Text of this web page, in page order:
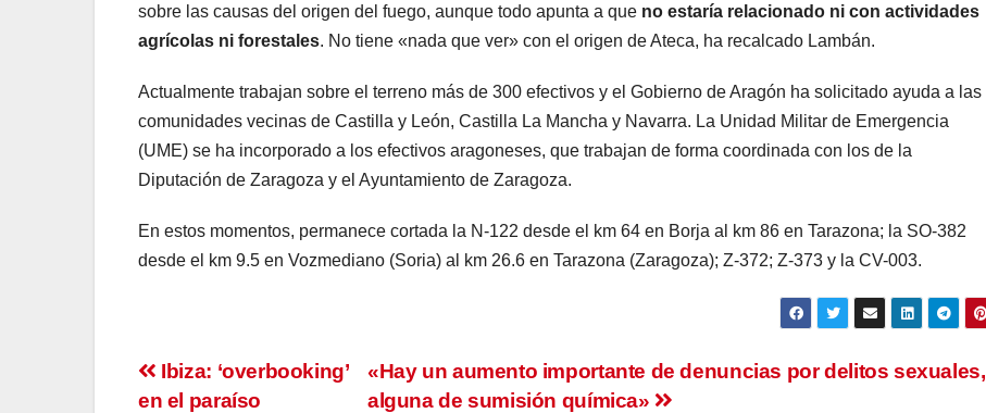
sobre las causas del origen del fuego, aunque todo apunta a que no estaría relacionado ni con actividades
agrícolas ni forestales. No tiene «nada que ver» con el origen de Ateca, ha recalcado Lambán.
Actualmente trabajan sobre el terreno más de 300 efectivos y el Gobierno de Aragón ha solicitado ayuda a las
comunidades vecinas de Castilla y León, Castilla La Mancha y Navarra. La Unidad Militar de Emergencia
(UME) se ha incorporado a los efectivos aragoneses, que trabajan de forma coordinada con los de la
Diputación de Zaragoza y el Ayuntamiento de Zaragoza.
En estos momentos, permanece cortada la N-122 desde el km 64 en Borja al km 86 en Tarazona; la SO-382
desde el km 9.5 en Vozmediano (Soria) al km 26.6 en Tarazona (Zaragoza); Z-372; Z-373 y la CV-003.
Navegación
«Hay un aumento importante de denuncias por delitos sexuales,
alguna de sumisión química»
Ibiza: ‘overbooking’
en el paraíso